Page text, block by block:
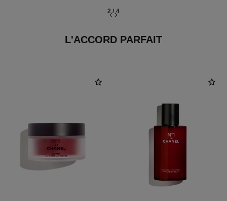
2/4
L'ACCORD PARFAIT